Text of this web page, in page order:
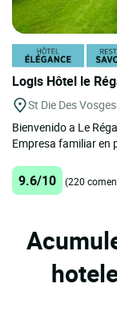
Logis Hôtel le
St Die Des Vosges
Bienvenido a Le
Empresa familiar en
9.6/10 (220